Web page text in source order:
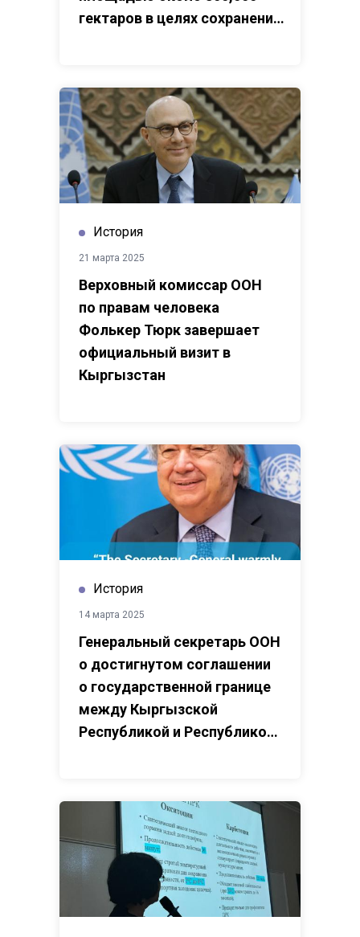
гектаров в целях сохранения
История
21 марта 2025
Верховный комиссар ООН
по правам человека
Фолькер Тюрк завершает
официальный визит в
Кыргызстан
История
14 марта 2025
Генеральный секретарь ООН
о достигнутом соглашении
о государственной границе
между Кыргызской
Республикой и Республикой